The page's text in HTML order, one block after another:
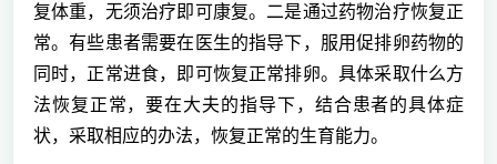
复体重，无须治疗即可康复。二是通过药物治疗恢复正
常。有些患者需要在医生的指导下，服用促排卵药物的
同时，正常进食，即可恢复正常排卵。具体采取什么方
法恢复正常，要在大夫的指导下，结合患者的具体症
状，采取相应的办法，恢复正常的生育能力。